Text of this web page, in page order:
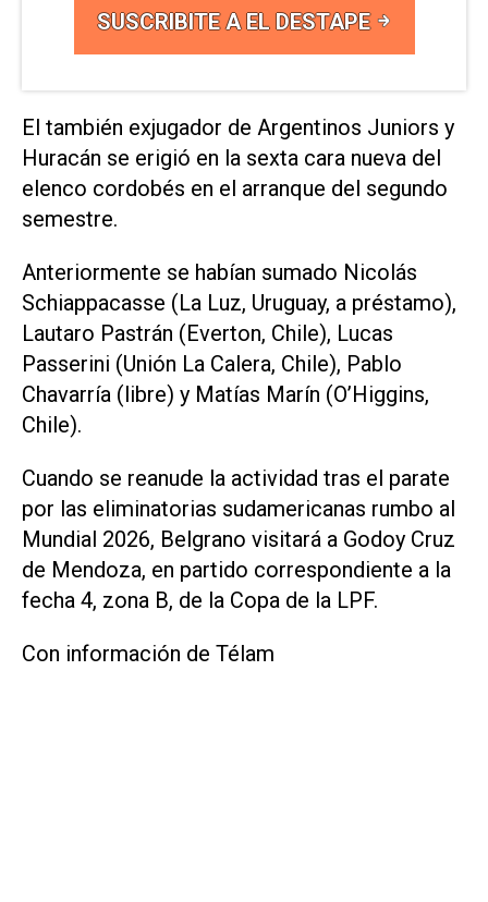
SUSCRIBITE A EL DESTAPE
El también exjugador de Argentinos Juniors y
Huracán se erigió en la sexta cara nueva del
elenco cordobés en el arranque del segundo
semestre.
Anteriormente se habían sumado Nicolás
Schiappacasse (La Luz, Uruguay, a préstamo),
Lautaro Pastrán (Everton, Chile), Lucas
Passerini (Unión La Calera, Chile), Pablo
Chavarría (libre) y Matías Marín (O’Higgins,
Chile).
Cuando se reanude la actividad tras el parate
por las eliminatorias sudamericanas rumbo al
Mundial 2026, Belgrano visitará a Godoy Cruz
de Mendoza, en partido correspondiente a la
fecha 4, zona B, de la Copa de la LPF.
Con información de Télam